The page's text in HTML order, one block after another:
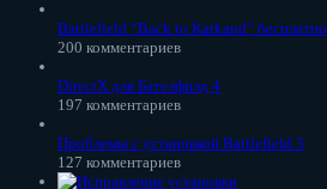
Battlefield “Back to Karkand” бесплатно
200 комментариев
DirectX для Бателфилд 4
197 комментариев
Проблемы с установкой Battlefield 3
127 комментариев